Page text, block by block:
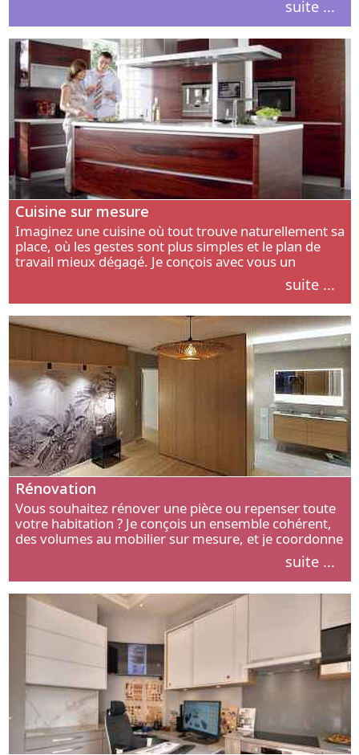
suite ...
Cuisine sur mesure
Imaginez une cuisine où tout trouve naturellement sa
place, où les gestes sont plus simples et le plan de
travail mieux dégagé. Je conçois avec vous un
aménagement adapté à votre manière de cuisiner, de
suite ...
Rénovation
Vous souhaitez rénover une pièce ou repenser toute
votre habitation ? Je conçois un ensemble cohérent,
des volumes au mobilier sur mesure, et je coordonne
suite ...